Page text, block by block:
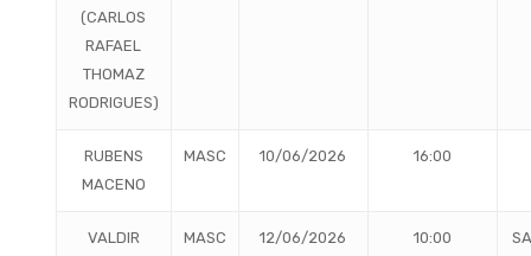
(CARLOS
RAFAEL
THOMAZ
RODRIGUES)
RUBENS
MACENO
MASC 10/06/2026 16:00
VALDIR
MASC 12/06/2026 10:00